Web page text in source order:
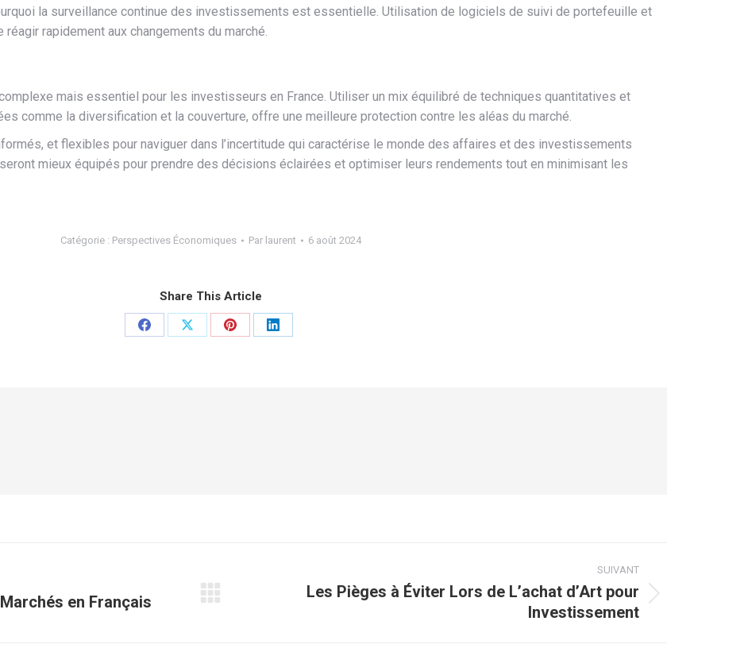
la surveillance continue des investissements est essentielle. Utilisation de logiciels de suivi de portefeuille et
rapidement aux changements du marché.
mais essentiel pour les investisseurs en France. Utiliser un mix équilibré de techniques quantitatives et
comme la diversification et la couverture, offre une meilleure protection contre les aléas du marché.
et flexibles pour naviguer dans l’incertitude qui caractérise le monde des affaires et des investissements
mieux équipés pour prendre des décisions éclairées et optimiser leurs rendements tout en minimisant les
Catégorie : Perspectives Économiques Par laurent 6 août 2024
Share This Article
PartagerPartagerPartagerPartager
en Français
SUIVANT
Les Pièges à Éviter Lors de L’achat d’Art pour
Investissement